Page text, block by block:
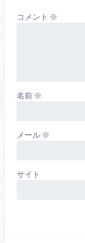
コメント ※
名前 ※
メール ※
サイト